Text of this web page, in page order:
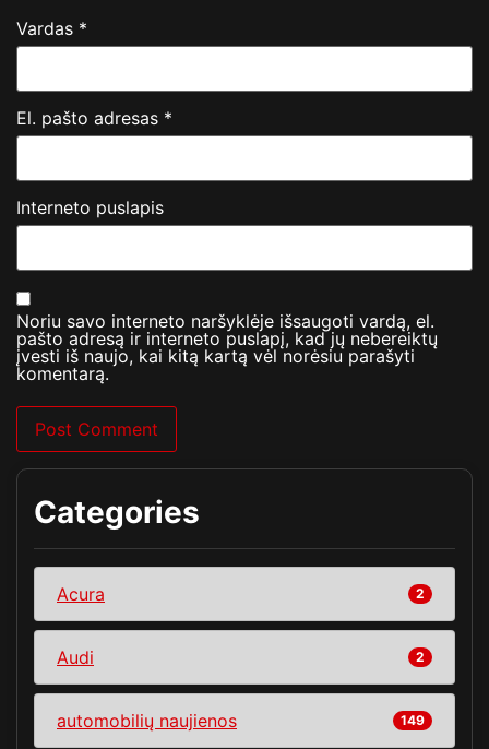
Vardas *
El. pašto adresas *
Interneto puslapis
Noriu savo interneto naršyklėje išsaugoti vardą, el.
pašto adresą ir interneto puslapį, kad jų nebereiktų
įvesti iš naujo, kai kitą kartą vėl norėsiu parašyti
komentarą.
Categories
Acura 2
Audi 2
automobilių naujienos 149